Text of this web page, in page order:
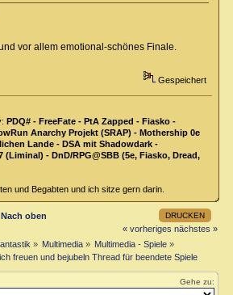
vor allem emotional-schönes Finale.
Gespeichert
PDQ# - FreeFate - PtA Zapped - Fiasko -
Anarchy Projekt (SRAP) - Mothership 0e
Lande - DSA mit Shadowdark -
(Liminal) - DnD/RPG@SBB (5e, Fiasko, Dread,
und Begabten und ich sitze gern darin.
DRUCKEN
Nach oben
« vorheriges nächstes »
» Multimedia » Multimedia - Spiele »
freuen und bejubeln Thread für beendete Spiele
Gehe zu: